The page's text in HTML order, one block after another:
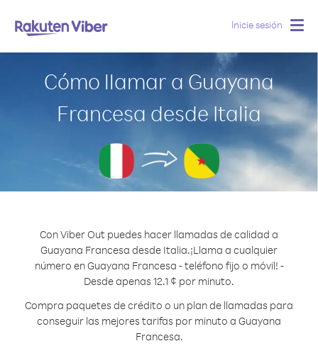
Inicie sesión
Cómo llamar a Guayana
Francesa desde Italia
Con Viber Out puedes hacer llamadas de calidad a
Guayana Francesa desde Italia.¡Llama a cualquier
número en Guayana Francesa - teléfono fijo o móvil! -
Desde apenas 12.1 ¢ por minuto.
Compra paquetes de crédito o un plan de llamadas para
conseguir las mejores tarifas por minuto a Guayana
Francesa.